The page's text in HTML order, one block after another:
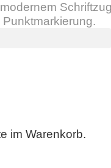
im Warenkorb.